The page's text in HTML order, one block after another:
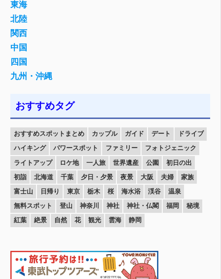
東海
北陸
関西
中国
四国
九州・沖縄
おすすめタグ
おすすめスポットまとめ カップル ガイド デート
ドライブ
ハイキング
パワースポット ファミリー
フォトジェニック
ライトアップ
ロケ地 一人旅 世界遺産 公園
初日の出
初詣
北海道 千葉 夕日・夕景 夜景 大阪 夫婦
家族
富士山
日帰り 東京 栃木 桜 海水浴 渓谷
温泉
無料スポット
登山 神奈川 神社 神社・仏閣 福岡
秘境
紅葉
絶景 自然 花 観光 雲海 静岡